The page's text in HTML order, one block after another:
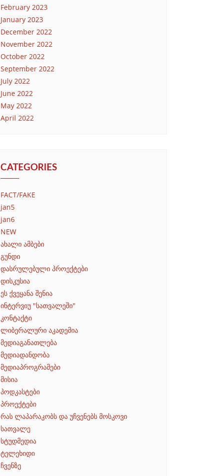
February 2023
January 2023
December 2022
November 2022
October 2022
September 2022
July 2022
June 2022
May 2022
April 2022
CATEGORIES
FACT/FAKE
jan5
jan6
NEW
ახალი ამბები
გუნდი
დასრულებული პროექტები
დისკუსია
ეს ქვეყანა შენია
ინტერვიუ "სათვალეში"
კონტაქტი
ლიბერალური აკადემია
მედიაგანათლება
მედიადანდობა
მედიაპროგრამები
მისია
პოდკასტები
პროექტები
რას ლაპარაკობს და უჩვენებს მოსკოვი
სათვალე
სტუდმედია
ტელეხიდი
ჩვენზე